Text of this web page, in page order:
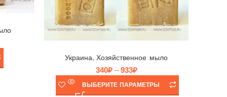
Украина,Хозяйственное мыло
340₽ – 933₽
ВЫБЕРИТЕ ПАРАМЕТРЫ